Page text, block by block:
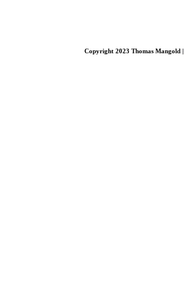
Copyright 2023 Thomas Mangold |